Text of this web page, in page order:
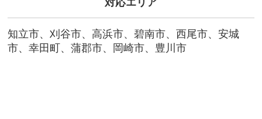
対応エリア
知立市、刈谷市、高浜市、碧南市、西尾市、安城
市、幸田町、蒲郡市、岡崎市、豊川市